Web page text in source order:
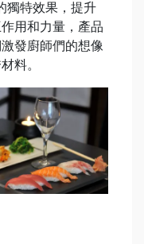
獨特效果，提升
用和力量，產品
發廚師們的想像
料。